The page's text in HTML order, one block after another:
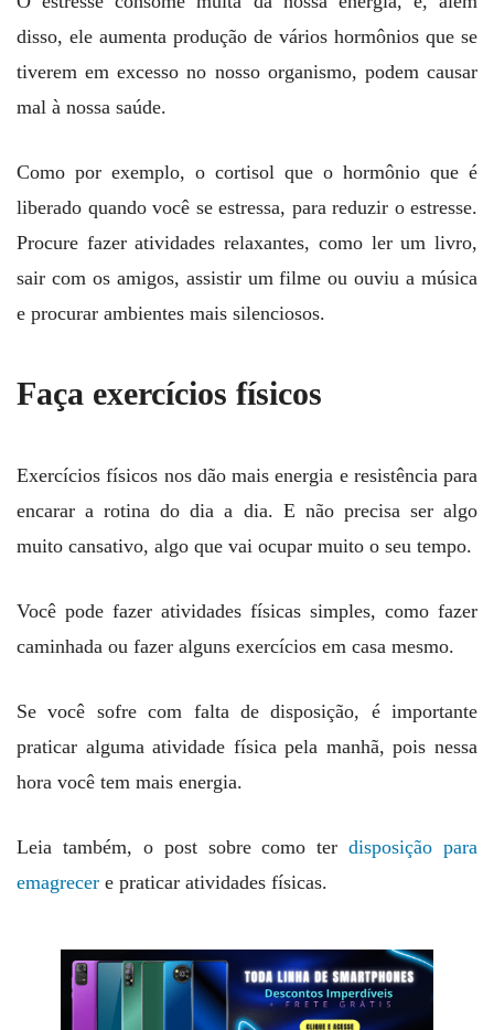
disso, ele aumenta produção de vários hormônios que se
tiverem em excesso no nosso organismo, podem causar
mal à nossa saúde.
Como por exemplo, o cortisol que o hormônio que é
liberado quando você se estressa, para reduzir o estresse.
Procure fazer atividades relaxantes, como ler um livro,
sair com os amigos, assistir um filme ou ouviu a música
e procurar ambientes mais silenciosos.
Faça exercícios físicos
Exercícios físicos nos dão mais energia e resistência para
encarar a rotina do dia a dia. E não precisa ser algo
muito cansativo, algo que vai ocupar muito o seu tempo.
Você pode fazer atividades físicas simples, como fazer
caminhada ou fazer alguns exercícios em casa mesmo.
Se você sofre com falta de disposição, é importante
praticar alguma atividade física pela manhã, pois nessa
hora você tem mais energia.
Leia também, o post sobre como terdisposição para
emagrecer e praticar atividades físicas.